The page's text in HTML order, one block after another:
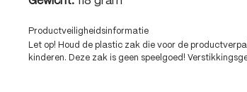
Productveiligheidsinformatie
Let op! Houd de plastic zak die voor de
kinderen. Deze zak is geen speelgoed!